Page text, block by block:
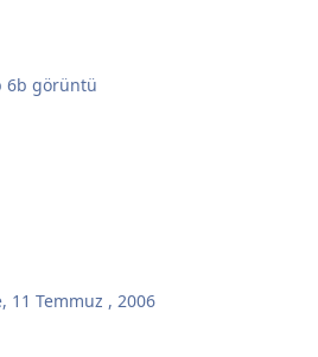
6b görüntü
, 11 Temmuz , 2006